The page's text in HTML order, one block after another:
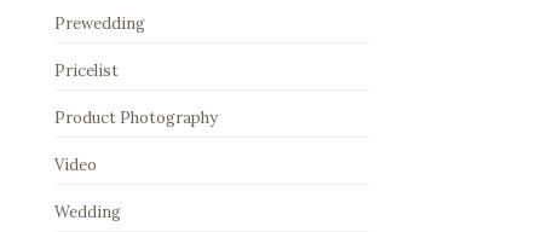
Prewedding
Pricelist
Product Photography
Video
Wedding